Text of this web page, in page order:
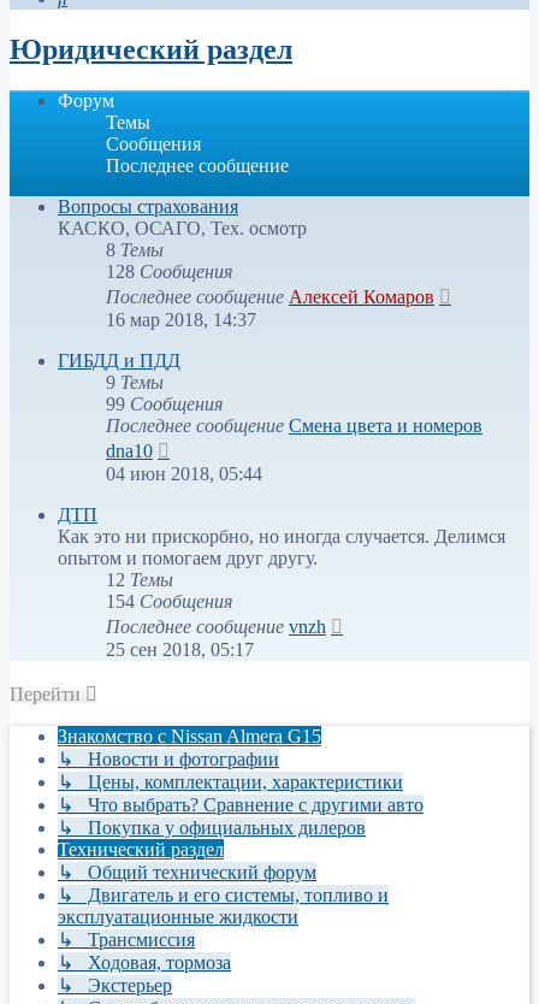
Юридический раздел
Форум
Темы
Сообщения
Последнее сообщение
Вопросы страхования
КАСКО, ОСАГО, Тех. осмотр
8 Темы
128 Сообщения
Последнее сообщение Алексей Комаров
16 мар 2018, 14:37
ГИБДД и ПДД
9 Темы
99 Сообщения
Последнее сообщение Смена цвета и номеров
dna10
к
последнему
04 июн 2018, 05:44
ДТП
Как это ни прискорбно, но иногда случается. Делимся
опытом и помогаем друг другу.
12 Темы
154 Сообщения
Последнее сообщение vnzh
25 сен 2018, 05:17
Перейти
Знакомство с Nissan Almera G15
↳ Новости и фотографии
↳ Цены, комплектации, характеристики
↳ Что выбрать? Сравнение с другими авто
↳ Покупка у официальных дилеров
Технический раздел
↳ Общий технический форум
↳ Двигатель и его системы, топливо и
эксплуатационные жидкости
↳ Трансмиссия
↳ Ходовая, тормоза
↳ Экстерьер